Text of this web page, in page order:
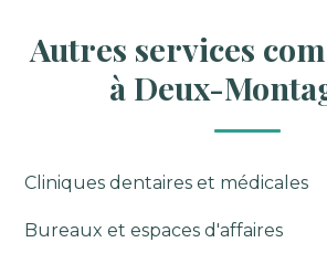
Autres services
à Deux-
Cliniques dentaires et médicales
Bureaux et espaces d'affaires